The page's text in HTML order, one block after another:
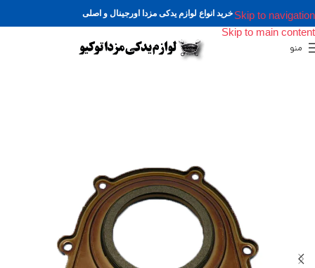
Skip to navigation
Skip to main content
خرید انواع لوازم یدکی مزدا اورجینال و اصلی
منو